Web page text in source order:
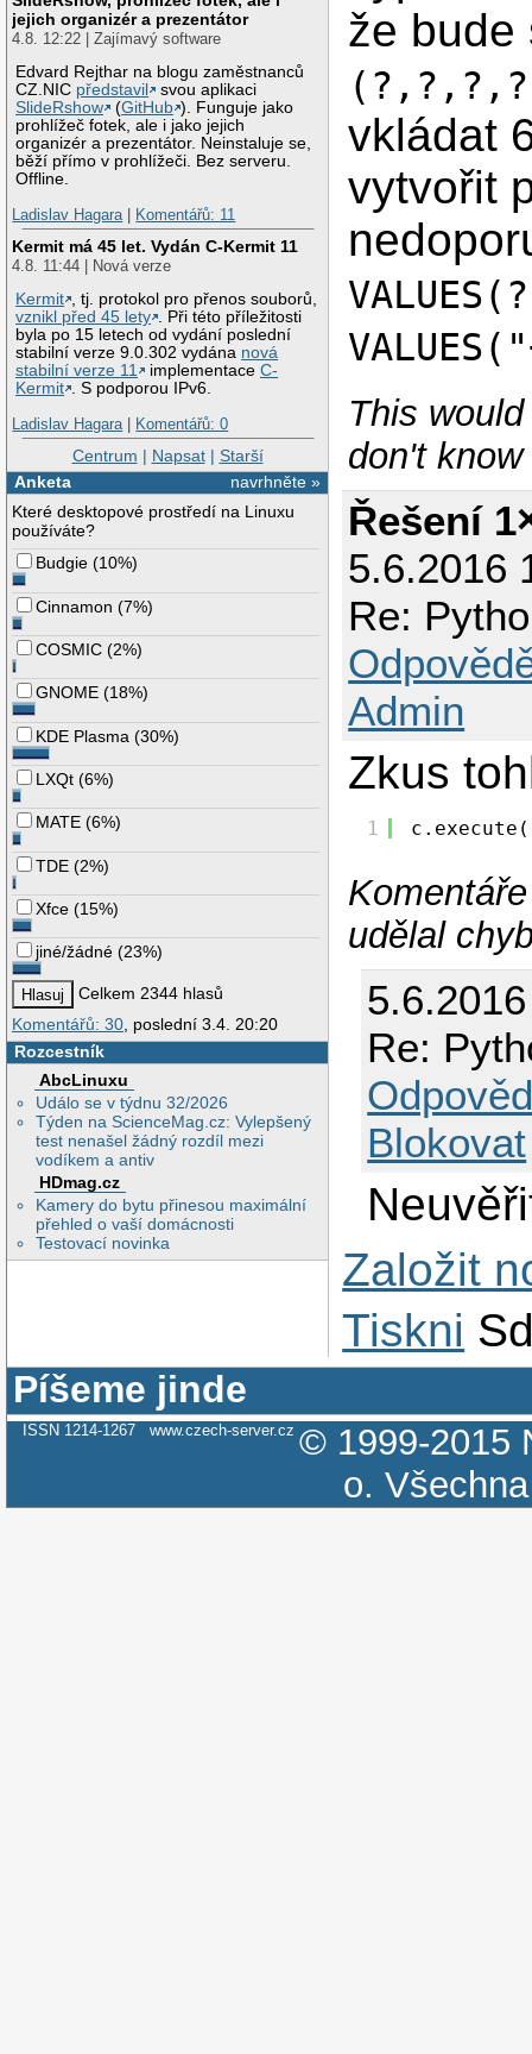
jejich organizér a prezentátor
4.8. 12:22 | Zajímavý software
Edvard Rejthar na blogu zaměstnanců
CZ.NIC představil
svou aplikaci
SlideRshow
(GitHub ). Funguje jako
prohlížeč fotek, ale i jako jejich
organizér a prezentátor. Neinstaluje se,
běží přímo v prohlížeči. Bez serveru.
Offline.
Ladislav Hagara| Komentářů: 11
Kermit má 45 let. Vydán C-Kermit 11
4.8. 11:44 | Nová verze
Kermit , tj. protokol pro přenos souborů,
vznikl před 45 lety . Při této příležitosti
byla po 15 letech od vydání poslední
stabilní verze 9.0.302 vydána nová
stabilní verze 11
implementaceC-
Kermit . S podporou IPv6.
Ladislav Hagara| Komentářů: 0
Centrum | Napsat| Starší
navrhněte »
Anketa
Které desktopové prostředí na Linuxu
používáte?
Budgie (10%)
Cinnamon (7%)
COSMIC (2%)
GNOME (18%)
KDE Plasma (30%)
LXQt (6%)
MATE (6%)
TDE (2%)
Xfce (15%)
jiné/žádné (23%)
Celkem 2344 hlasů
Komentářů: 30 , poslední 3.4. 20:20
Rozcestník
AbcLinuxu
Událo se v týdnu 32/2026
Týden na ScienceMag.cz: Vylepšený
test nenašel žádný rozdíl mezi
vodíkem a antiv
HDmag.cz
Kamery do bytu přinesou maximální
přehled o vaší domácnosti
Testovací novinka
že
vkládat
vytvořit
This
don't
Řešení
5.6.2016
Re:
Admin
Zkus
1 c.execute(
udělal
Re:
Blokovat
Založit
Tiskni
Píšeme jinde
ISSN 1214-1267 www.czech-server.cz © 1999-2015
o.